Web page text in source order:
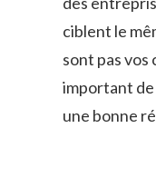
ciblent le
sont pas
important⁣
une bonne